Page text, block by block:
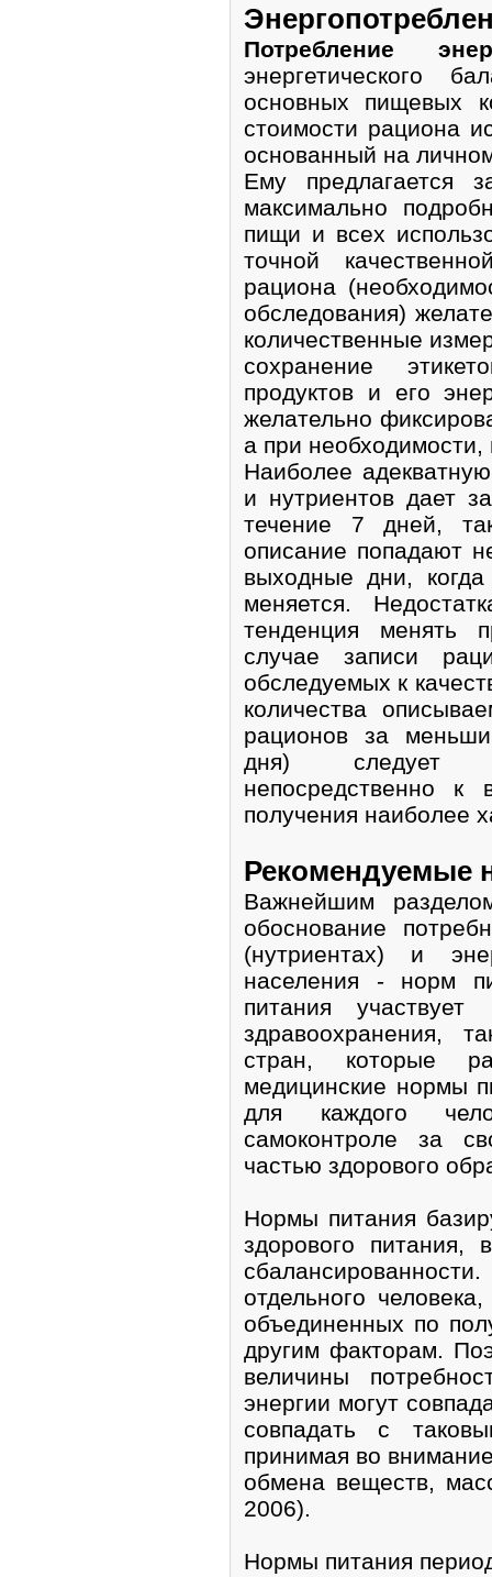
Потребление
энергетического
основных пищевых
стоимости рациона
основанный на
Ему предлагается
максимально
пищи и всех
точной
рациона
обследования)
количественные
сохранение
продуктов и его
желательно
а при
Наиболее
и нутриентов дает
течение 7 дней,
описание попадают
выходные дни,
меняется.
тенденция менять
случае записи
обследуемых к
количества
рационов за
дня) следует
непосредственно
получения наиболее
Рекомендуемые
Важнейшим
обоснование
(нутриентах) и
населения - норм
питания участвует
здравоохранения,
стран, которые
медицинские нормы
для каждого
самоконтроле за
частью здорового
Нормы питания
здорового питания,
отдельного
объединенных по
другим факторам.
величины
энергии могут
совпадать с
принимая во
обмена веществ,
2006).
Нормы питания